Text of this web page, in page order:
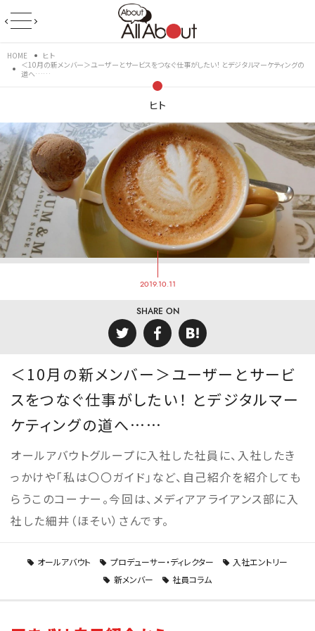
HOME
ヒト
＜10月の新メンバー＞ユーザーとサービスをつなぐ仕事がしたい！ とデジタルマーケティングの
道へ……
ヒト
2019.10.11
SHARE ON
＜10月の新メンバー＞ユーザーとサービ
スをつなぐ仕事がしたい！ とデジタルマー
ケティングの道へ……
オールアバウトグループに入社した社員に、入社したき
っかけや「私は〇〇ガイド」など、自己紹介を紹介しても
らうこのコーナー。今回は、メディアアライアンス部に入
社した細井（ほそい）さんです。
オールアバウト プロデューサー・ディレクター
入社エントリー
新メンバー
社員コラム